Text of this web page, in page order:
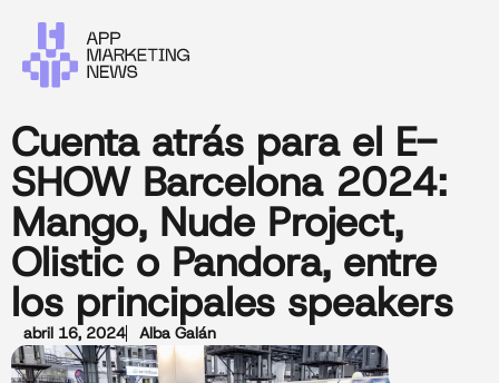
Cuenta atrás para el E-
SHOW Barcelona 2024:
Mango, Nude Project,
Olistic o Pandora, entre
los principales speakers
abril 16, 2024 Alba Galán